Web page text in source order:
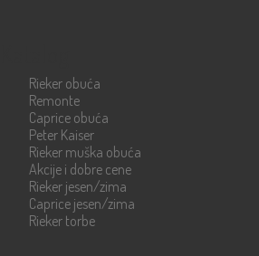
Rieker obuća
Remonte
Caprice obuća
Peter Kaiser
Rieker muška obuća
Akcije i dobre cene
Rieker jesen/zima
Caprice jesen/zima
Rieker torbe